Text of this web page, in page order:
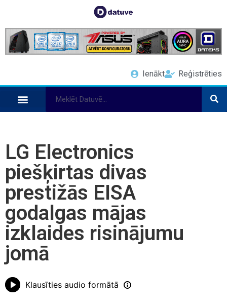
Ienākt Reģistrēties
LG Electronics
piešķirtas divas
prestižās EISA
godalgas mājas
izklaides risinājumu
jomā
Klausīties audio formātā